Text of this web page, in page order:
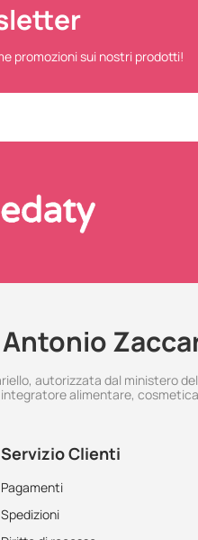
promozioni sui nostri prodotti!
autorizzata dal ministero
alimentare,
Servizio Clienti
Pagamenti
Spedizioni